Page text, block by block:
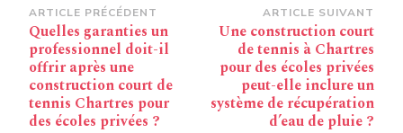
Navigation
d’article
ARTICLE PRÉCÉDENT
Quelles garanties un
professionnel doit-il
offrir après une
construction court de
tennis Chartres pour
des écoles privées ?
ARTICLE SUIVANT
Une construction court
de tennis à Chartres
pour des écoles privées
peut-elle inclure un
système de récupération
d’eau de pluie ?